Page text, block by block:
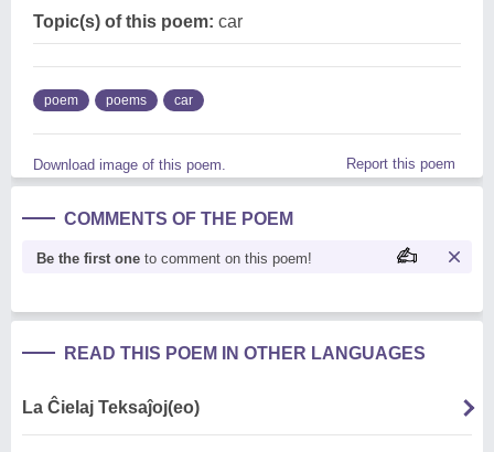
Topic(s) of this poem: car
poem poems car
Download image of this poem. Report this poem
COMMENTS OF THE POEM
Be the first one to comment on this poem!
READ THIS POEM IN OTHER LANGUAGES
La Ĉielaj Teksaĵoj(eo)